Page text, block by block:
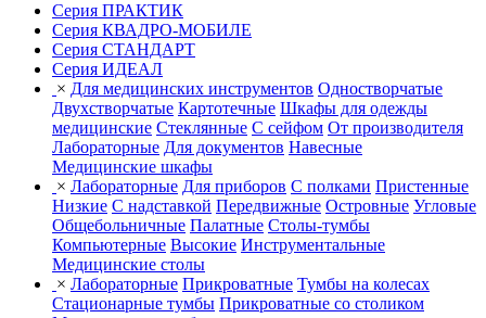
Серия ПРАКТИК
Серия КВАДРО-МОБИЛЕ
Серия СТАНДАРТ
Серия ИДЕАЛ
× Для медицинских инструментов Одностворчатые
Двухстворчатые Картотечные Шкафы для одежды
медицинские Стеклянные С сейфом От производителя
Лабораторные Для документов Навесные
Медицинские шкафы
× Лабораторные Для приборов С полками Пристенные
Низкие С надставкой Передвижные Островные Угловые
Общебольничные Палатные Столы-тумбы
Компьютерные Высокие Инструментальные
Медицинские столы
× Лабораторные Прикроватные Тумбы на колесах
Стационарные тумбы Прикроватные со столиком